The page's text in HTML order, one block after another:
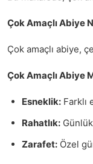
Çok Amaçlı Abiye
Çok amaçlı abiye,
Çok Amaçlı Abiye
Esneklik: Farklı
Rahatlık:
Zarafet: Özel